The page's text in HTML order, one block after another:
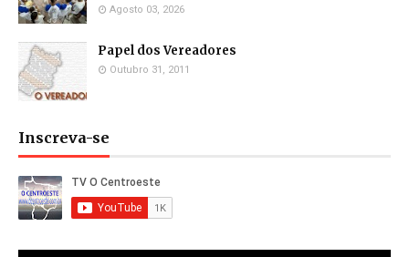
Agosto 03, 2026
Papel dos Vereadores
Outubro 31, 2011
Inscreva-se